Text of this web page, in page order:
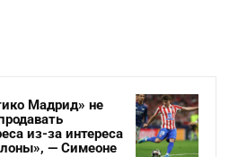
Мадрид» не
из-за интереса
— Симеоне